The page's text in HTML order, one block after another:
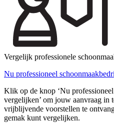
Vergelijk professionele
Nu professioneel
Klik op de knop ‘Nu
vergelijken’ om jouw aanvraag in
vrijblijvende voorstellen te
gemak kunt vergelijken.